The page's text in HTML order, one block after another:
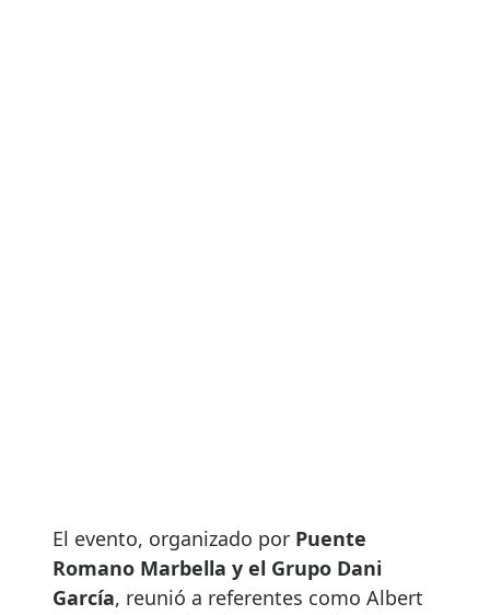
El evento, organizado por Puente
Romano Marbella y el Grupo Dani
García, reunió a referentes como Albert